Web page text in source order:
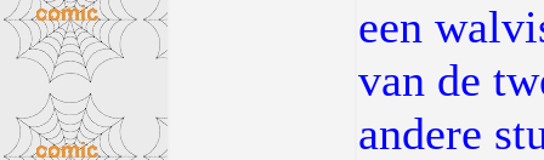
een
van de
andere